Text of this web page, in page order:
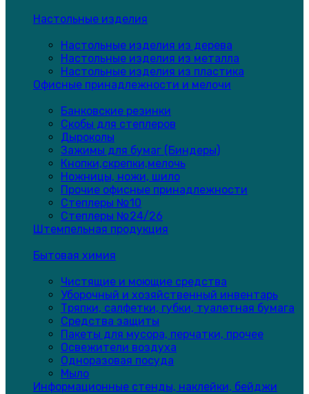
Настольные изделия
Настольные изделия из дерева
Настольные изделия из металла
Настольные изделия из пластика
Офисные принадлежности и мелочи
Банковские резинки
Скобы для степлеров
Дыроколы
Зажимы для бумаг (Биндеры)
Кнопки,скрепки,мелочь
Ножницы, ножи, шило
Прочие офисные принадлежности
Степлеры №10
Степлеры №24/26
Штемпельная продукция
Бытовая химия
Чистящие и моющие средства
Уборочный и хозяйственный инвентарь
Тряпки, салфетки, губки, туалетная бумага
Средства защиты
Пакеты для мусора, перчатки, прочее
Освежители воздуха
Одноразовая посуда
Мыло
Информационные стенды, наклейки, бейджи